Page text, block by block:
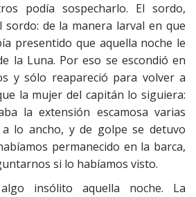
podía sospecharlo. El sordo,
sordo: de la manera larval en que
presentido que aquella noche le
la Luna. Por eso se escondió en
y sólo reapareció para volver a
la mujer del capitán lo siguiera:
la extensión escamosa varias
lo ancho, y de golpe se detuvo
permanecido en la barca,
si lo habíamos visto.
insólito aquella noche. La